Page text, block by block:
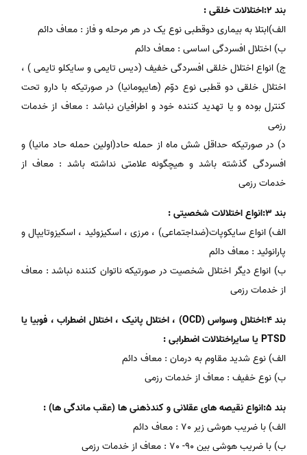
بند 2:اختلالات خلقی :
الف)ابتلا به بیماری دوقطبی نوع یک در هر مرحله و فاز : معاف دائم
ب) اختلال افسردگی اساسی : معاف دائم
ج) انواع اختلال خلقی افسردگی خفیف (دیس تایمی و سایکلو تایمی ) ،
اختلال خلقی دو قطبی نوع دوّم (هایپومانیا) در صورتیکه با دارو تحت
کنترل بوده و یا تهدید کننده خود و اطرافیان نباشد : معاف از خدمات
رزمی
د) در صورتیکه حداقل شش ماه از حمله حاد(اولین حمله حاد مانیا) و
افسردگی گذشته باشد و هیچگونه علامتی نداشته باشد : معاف از
خدمات رزمی
بند 3:انواع اختلالات شخصیتی :
الف) انواع سایکوپات(ضداجتماعی) ، مرزی ، اسکیزوئید ، اسکیزوتایپال و
پارانوئید : معاف دائم
ب) انواع دیگر اختلال شخصیت در صورتیکه ناتوان کننده نباشد : معاف
از خدمات رزمی
بند 4:اختلال وسواس (OCD) ، اختلال پانیک ، اختلال اضطراب ، فوبیا یا
PTSD یا سایراختلالات اضطرابی :
الف) نوع شدید مقاوم به درمان : معاف دائم
ب) نوع خفیف : معاف از خدمات رزمی
بند 5:انواع نقیصه های عقلانی و کندذهنی ها (عقب ماندگی ها) :
الف) با ضریب هوشی زیر 70 : معاف دائم
ب) با ضریب هوشی بین 90- 70 : معاف از خدمات رزمی